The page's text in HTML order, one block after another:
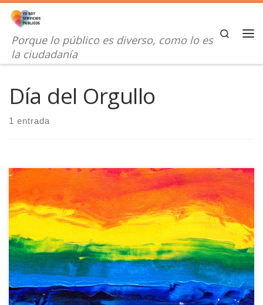
Saltar al contenido
Porque lo público es diverso, como lo es
la ciudadanía
Search
Día del Orgullo
1 entrada
Más del 50% de los y las empleados LGTBI prefieren no revelar
su orientación sexual o identidad de género en el trabajo